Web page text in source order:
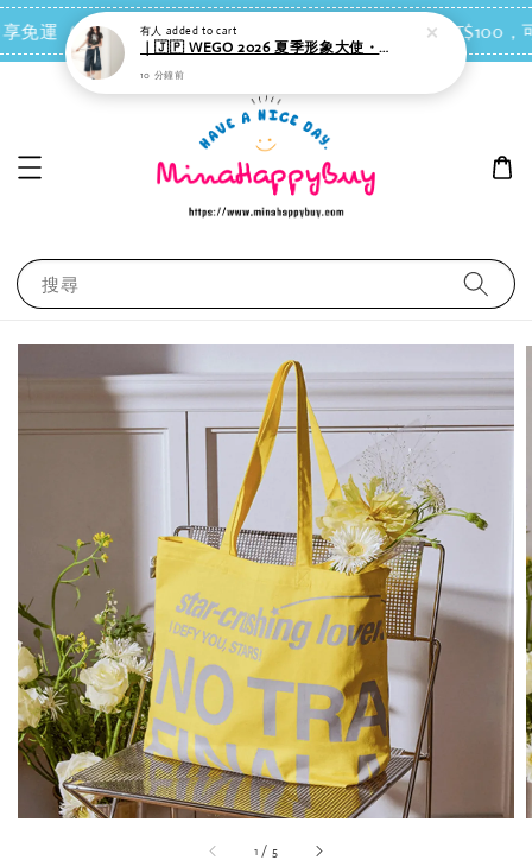
運（台灣離島地區除外） 會員每消費NT$100，
搜尋
1 / 5
有人 added to cart
10 分鐘前